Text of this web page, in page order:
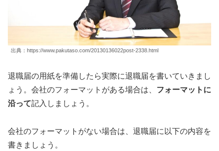
出典：https://www.pakutaso.com/20130136022post-2338.html
退職届の用紙を準備したら実際に退職届を書いていきまし
ょう。会社のフォーマットがある場合は、 フォーマットに
沿って記入しましょう。
会社のフォーマットがない場合は、退職届に以下の内容を
書きましょう。